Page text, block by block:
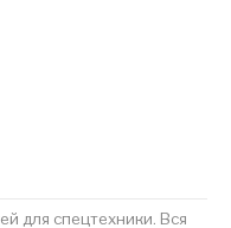
для спецтехники. Вся